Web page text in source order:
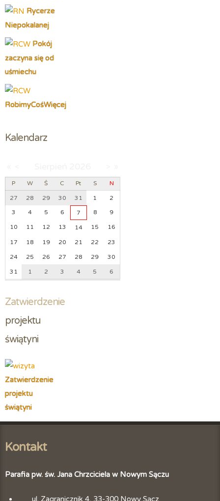
Rycerze
Niepokalanej
Pokój
zaczyna się od
uśmiechu
RobimyCośWięcej
Kalendarz
P W Ś C Pt S N
27 28 29 30 31 1 2
3 4 5 6 7 8 9
10 11 12 13 14 15 16
17 18 19 20 21 22 23
24 25 26 27 28 29 30
31 1 2 3 4 5 6
Zatwierdzenie
projektu
świątyni
Zatwierdzenie
projektu
świątyni
Kontakt
Parafia pw. św. Jana Chrzciciela w Nowym Sączu